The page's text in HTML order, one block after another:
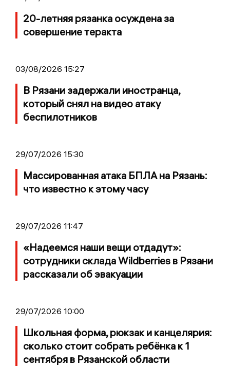
20-летняя рязанка осуждена за
совершение теракта
03/08/2026 15:27
В Рязани задержали иностранца,
который снял на видео атаку
беспилотников
29/07/2026 15:30
Массированная атака БПЛА на Рязань:
что известно к этому часу
29/07/2026 11:47
«Надеемся наши вещи отдадут»:
сотрудники склада Wildberries в Рязани
рассказали об эвакуации
29/07/2026 10:00
Школьная форма, рюкзак и канцелярия:
сколько стоит собрать ребёнка к 1
сентября в Рязанской области